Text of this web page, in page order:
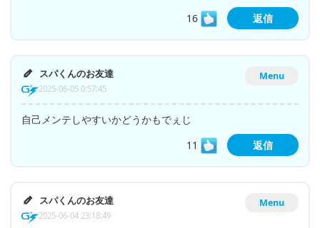
16
返信
Menu
スパくんのお友達
2025-06-05 0:57:45
自己メンテしやすいかどうかもでぇじ
11
返信
Menu
スパくんのお友達
2025-06-04 23:18:49